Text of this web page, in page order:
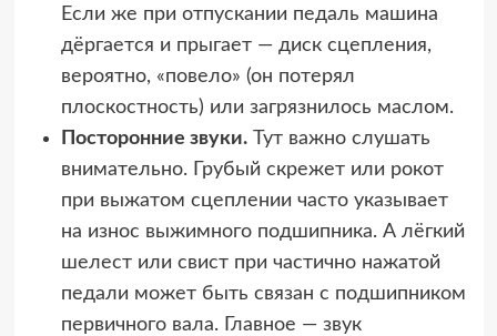
Если же при отпускании педаль машина
дёргается и прыгает — диск сцепления,
вероятно, «повело» (он потерял
плоскостность) или загрязнилось маслом.
Посторонние звуки.Тут важно слушать
внимательно. Грубый скрежет или рокот
при выжатом сцеплении часто указывает
на износ выжимного подшипника. А лёгкий
шелест или свист при частично нажатой
педали может быть связан с подшипником
первичного вала. Главное — звук